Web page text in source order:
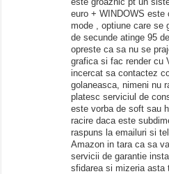
euro + WINDOWS
mode , optiune care se
de secunde atinge 95
opreste ca sa nu se
grafica si fac render cu
incercat sa contactez
golaneasca, nimeni nu
platesc serviciul de
este vorba de soft sau
racire daca este
raspuns la emailuri si
Amazon in tara ca sa
servicii de garantie
sfidarea si mizeria asta